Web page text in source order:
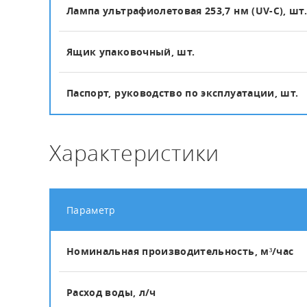
Лампа ультрафиолетовая 253,7 нм (UV-C), шт.
Ящик упаковочный, шт.
Паспорт, руководство по эксплуатации, шт.
Характеристики
Параметр
Номинальная производительность, м³/час
Расход воды, л/ч